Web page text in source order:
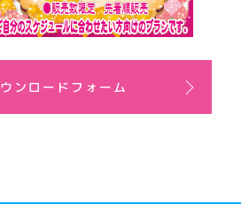
ンロードフォーム